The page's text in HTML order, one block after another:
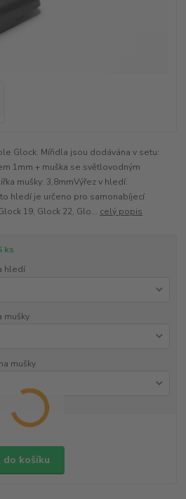
Glock. Mířidla jsou dodávána v setu:
1mm + muška se světlovodným
mušky: 3,8mmVýřez v hledí:
hledí je určeno pro samonabíjecí
19, Glock 22, Glo... celý popis
ks
hledí
mušky
mušky
do košíku